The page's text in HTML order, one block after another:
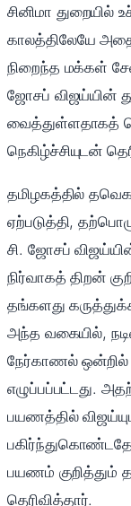
சினிமா துறையில்
காலத்திலேயே
நிறைந்த மக்கள்
ஜோசப் விஜய்யின்
வைத்துள்ளதாகத்
நெகிழ்ச்சியுடன்
தமிழகத்தில்
ஏற்படுத்தி,
சி. ஜோசப்
நிர்வாகத் திறன்
தங்களது
அந்த வகையில்,
நேர்காணல் ஒன்றில்
எழுப்பப்பட்டது.
பயணத்தில்
பயணம் குறித்தும்
தெரிவித்தார்.